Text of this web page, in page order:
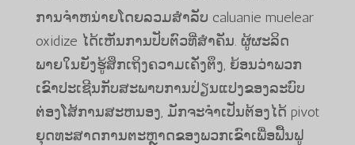
ການຈໍາຫນ່າຍໂດຍລວມສໍາລັບ caluanie muelear
oxidize ໄດ້ເຫັນການປັບຕົວທີ່ສໍາຄັນ. ຜູ້ຜະລິດ
ພາຍໃນຍັງຮູ້ສຶກເຖິງຄວາມເຄັ່ງຕຶງ, ຍ້ອນວ່າພວກ
ເຂົາປະເຊີນກັບສະພາບການປ່ຽນແປງຂອງລະບົບ
ຕ່ອງໂສ້ການສະຫນອງ, ມັກຈະຈໍາເປັນຕ້ອງໄດ້ pivot
ຍຸດທະສາດການຕະຫຼາດຂອງພວກເຂົາເພື່ອຟື້ນຟູ